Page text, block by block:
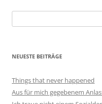
nach:
NEUESTE BEITRÄGE
Things that never happened
Aus für mich gegebenem